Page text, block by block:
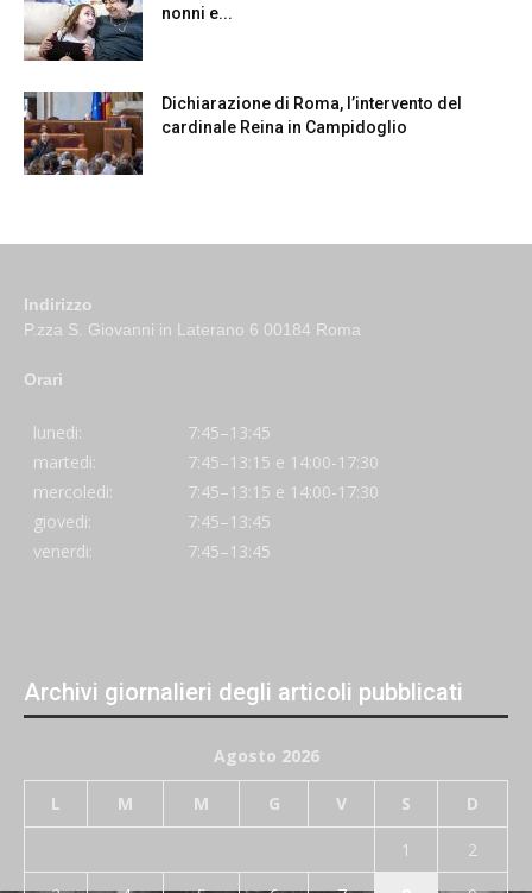
nonni e...
Dichiarazione di Roma, l’intervento del
cardinale Reina in Campidoglio
Indirizzo
P.zza S. Giovanni in Laterano 6 00184 Roma
Orari
lunedi:
7:45–13:45
martedi:
7:45–13:15 e 14:00-17:30
mercoledi:
7:45–13:15 e 14:00-17:30
giovedi:
7:45–13:45
venerdi:
7:45–13:45
Archivi giornalieri degli articoli pubblicati
Agosto 2026
L M M G V S D
1
2